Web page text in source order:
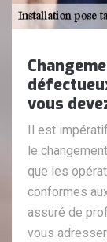
vous
Il est
le
que les
conformes
assuré de
vous